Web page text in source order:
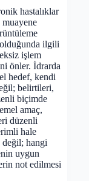
hastalıklar
muayene
ilgili
işlem
önler. İdrarda
hedef, kendi
belirtileri,
biçimde
amaç,
düzenli
hale
değil; hangi
uygun
not edilmesi